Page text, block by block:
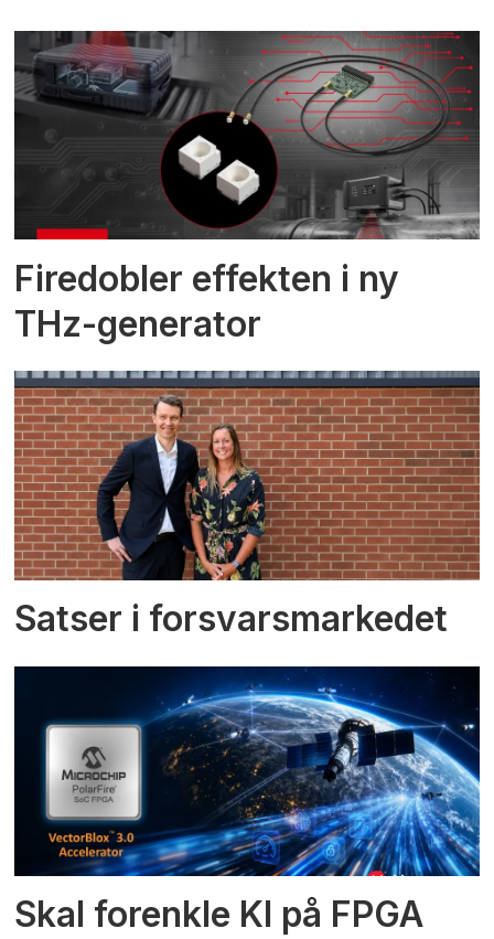
Firedobler effekten i ny
THz-generator
Satser i forsvarsmarkedet
Skal forenkle KI på FPGA